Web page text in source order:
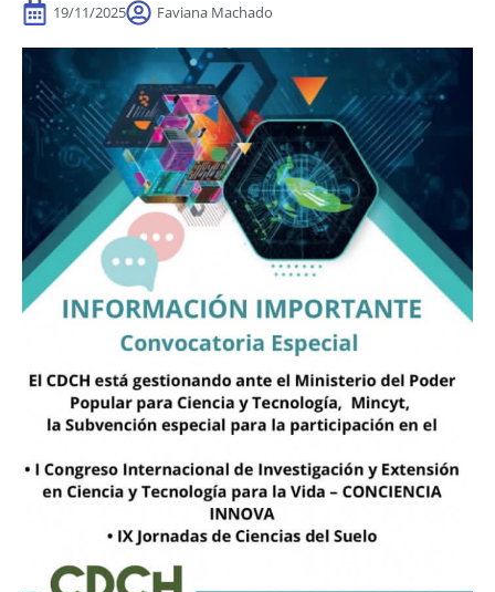
19/11/2025 Faviana Machado